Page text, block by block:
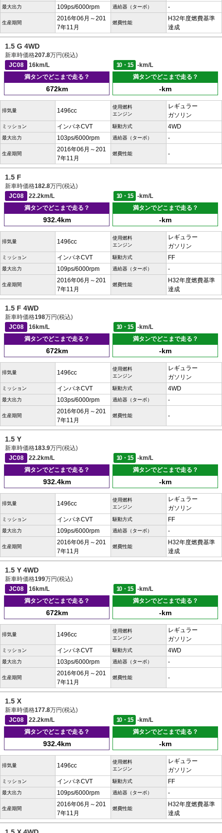
最大出力 109ps/6000rpm 過給器（ターボ） -
生産期間
2016年06月～201
7年11月
燃費性能
H32年度燃費基準
達成
1.5 G 4WD
新車時価格207.8万円(税込)
JC08
16km/L 10・15
-km/L
満タンでどこまで走る？
672km
満タンでどこまで走る？
-km
排気量 1496cc
使用燃料
エンジン
レギュラー
ガソリン
ミッション インパネCVT 駆動方式 4WD
最大出力 103ps/6000rpm 過給器（ターボ） -
生産期間
2016年06月～201
7年11月
燃費性能 -
1.5 F
新車時価格182.8万円(税込)
JC08
22.2km/L 10・15
-km/L
満タンでどこまで走る？
932.4km
満タンでどこまで走る？
-km
排気量 1496cc
使用燃料
エンジン
レギュラー
ガソリン
ミッション インパネCVT 駆動方式 FF
最大出力 109ps/6000rpm 過給器（ターボ） -
生産期間
2016年06月～201
7年11月
燃費性能
H32年度燃費基準
達成
1.5 F 4WD
新車時価格198万円(税込)
JC08
16km/L 10・15
-km/L
満タンでどこまで走る？
672km
満タンでどこまで走る？
-km
排気量 1496cc
使用燃料
エンジン
レギュラー
ガソリン
ミッション インパネCVT 駆動方式 4WD
最大出力 103ps/6000rpm 過給器（ターボ） -
生産期間
2016年06月～201
7年11月
燃費性能 -
1.5 Y
新車時価格183.9万円(税込)
JC08
22.2km/L 10・15
-km/L
満タンでどこまで走る？
932.4km
満タンでどこまで走る？
-km
排気量 1496cc
使用燃料
エンジン
レギュラー
ガソリン
ミッション インパネCVT 駆動方式 FF
最大出力 109ps/6000rpm 過給器（ターボ） -
生産期間
2016年06月～201
7年11月
燃費性能
H32年度燃費基準
達成
1.5 Y 4WD
新車時価格199万円(税込)
JC08
16km/L 10・15
-km/L
満タンでどこまで走る？
672km
満タンでどこまで走る？
-km
排気量 1496cc
使用燃料
エンジン
レギュラー
ガソリン
ミッション インパネCVT 駆動方式 4WD
最大出力 103ps/6000rpm 過給器（ターボ） -
生産期間
2016年06月～201
7年11月
燃費性能 -
1.5 X
新車時価格177.8万円(税込)
JC08
22.2km/L 10・15
-km/L
満タンでどこまで走る？
932.4km
満タンでどこまで走る？
-km
排気量 1496cc
使用燃料
エンジン
レギュラー
ガソリン
ミッション インパネCVT 駆動方式 FF
最大出力 109ps/6000rpm 過給器（ターボ） -
生産期間
2016年06月～201
7年11月
燃費性能
H32年度燃費基準
達成